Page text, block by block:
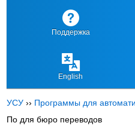
Поддержка
English
УСУ ›› Программы для
По для бюро переводов